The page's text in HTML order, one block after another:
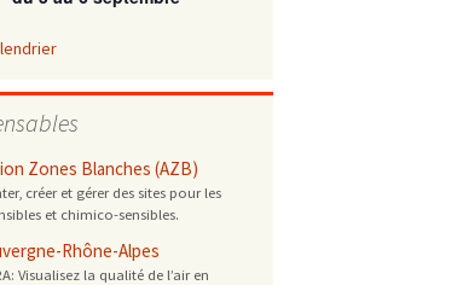
Zones Blanches (AZB)
créer et gérer des sites pour les
et chimico-sensibles.
Rhône-Alpes
Visualisez la qualité de l’air en